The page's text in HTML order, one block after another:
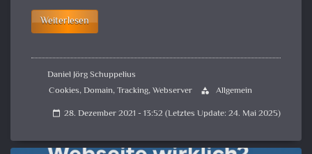
Weiterlesen
Daniel Jörg Schuppelius
Cookies,Domain,Tracking,Webserver category Allgemein
calendar_today 28. Dezember 2021 - 13:52 (Letztes Update: 24. Mai 2025)